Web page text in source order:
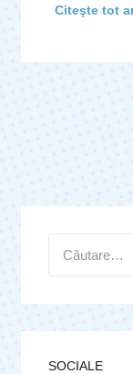
Citeşte tot
după:
SOCIALE